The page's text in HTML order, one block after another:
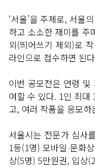
‘서울’을 주제로, 서울
하고 소소한 재미를 주
외(띄어쓰기 제외)로
라인으로 접수하면 된
이번 공모전은 연령
여할 수 있다. 1인 최대
고, 여러 작품을 응모
서울시는 전문가 심사
1등(1명) 모바일 문화
상(5명) 5만원권, 입상